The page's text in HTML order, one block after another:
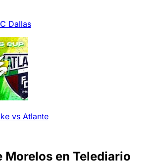
Dallas
vs Atlante
Morelos en Telediario